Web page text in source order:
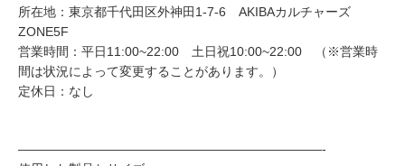
所在地：東京都千代田区外神田1-7-6 AKIBAカルチャーズ
ZONE5F
営業時間：平日11:00~22:00 土日祝10:00~22:00 （※営業時
間は状況によって変更することがあります。）
定休日：なし
————————————————————————-